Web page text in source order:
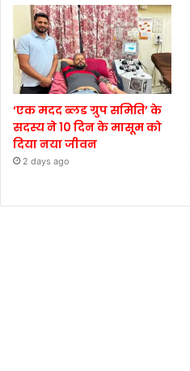
‘एक मदद ब्लड ग्रुप समिति’ के
सदस्य ने 10 दिन के मासूम को
दिया नया जीवन
2 days ago